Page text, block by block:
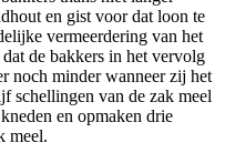
en gist voor dat loon te
vermeerdering van het
de bakkers in het vervolg
noch minder wanneer zij het
schellingen van de zak meel
en opmaken drie
meel.